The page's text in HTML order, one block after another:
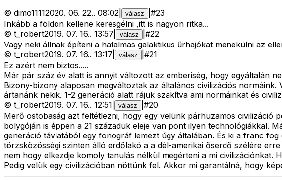
© dimo11112020. 06. 22.. 08:02 válasz #23
Inkább a földön kellene keresgélni ,itt is nagyon ritka...
© t_robert2019. 07. 16.. 13:57 válasz #22
Vagy neki állnak építeni a hatalmas galaktikus űrhajókat menekülni az
© t_robert2019. 07. 16.. 13:17 válasz #21
Ez azért nem biztos.....
Már pár száz év alatt is annyit változott az emberiség, hogy egyáltalán
Bizony-bizony alaposan megváltoztak az általános civilizációs
ártanánk nekik. 1-2 generáció alatt rájuk szakítva ami normáinkat és
© t_robert2019. 07. 16.. 12:51 válasz #20
Merő ostobaság azt feltétlezni, hogy egy velünk párhuzamos civilizáció
bolygóján is éppen a 21 századuk eleje van pont ilyen technológiákkal.
generáció távlatából egy fonográf lemezt úgy általában. És ki a franc
törzsközösségi szinten álló erdőlakó a a dél-amerikai őserdő szélére
nem hogy elkezdje komoly tanulás nélkül megérteni a mi civilizációnkat.
Pedig velük egy civilizációban nöttünk fel. Akkor mi garantálná, hogy